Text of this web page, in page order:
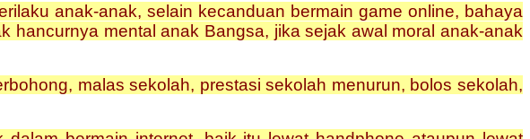
anak-anak, selain kecanduan bermain game online, bahaya
hancurnya mental anak Bangsa, jika sejak awal moral anak-anak
malas sekolah, prestasi sekolah menurun, bolos sekolah,